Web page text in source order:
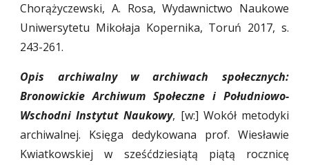
Chorążyczewski, A. Rosa, Wydawnictwo Naukowe
Uniwersytetu Mikołaja Kopernika, Toruń 2017, s.
243-261.
Opis archiwalny w archiwach społecznych:
Bronowickie Archiwum Społeczne i Południowo-
Wschodni Instytut Naukowy, [w:] Wokół metodyki
archiwalnej. Księga dedykowana prof. Wiesławie
Kwiatkowskiej w sześćdziesiątą piątą rocznicę